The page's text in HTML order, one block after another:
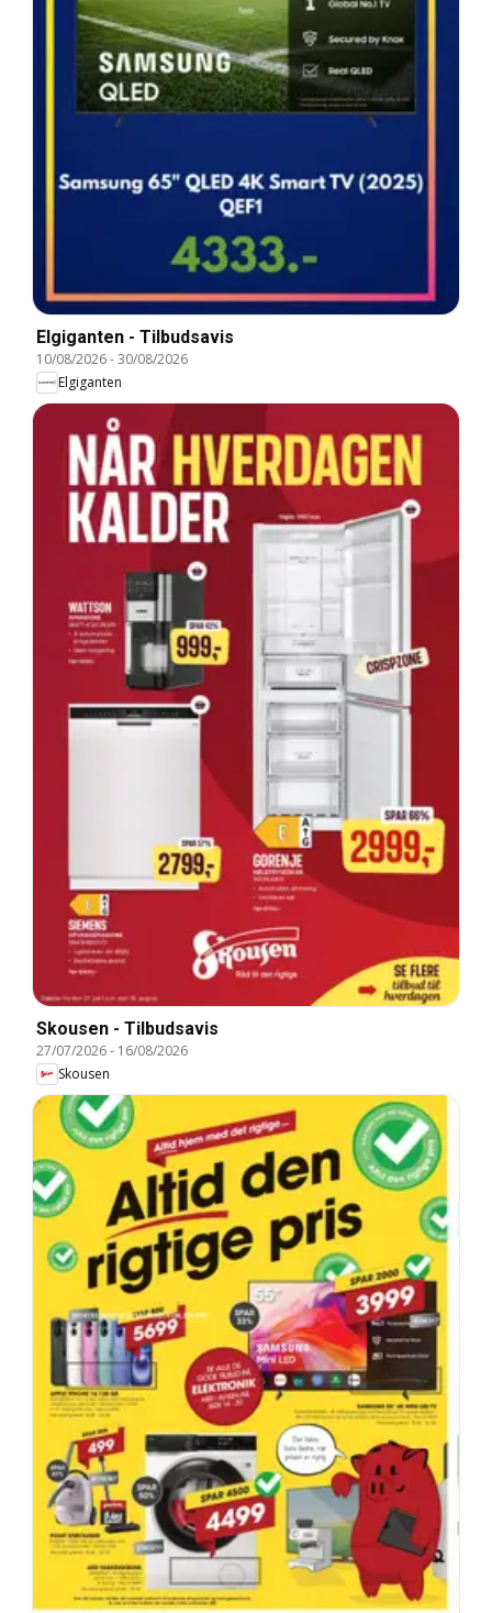
Elgiganten - Tilbudsavis
10/08/2026-30/08/2026
Elgiganten
Skousen - Tilbudsavis
27/07/2026- 16/08/2026
Skousen